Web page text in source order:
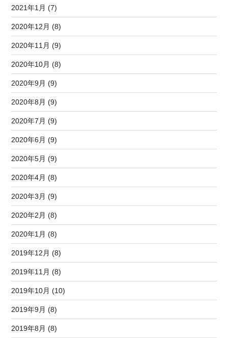
2021年1月 (7)
2020年12月 (8)
2020年11月 (9)
2020年10月 (8)
2020年9月 (9)
2020年8月 (9)
2020年7月 (9)
2020年6月 (9)
2020年5月 (9)
2020年4月 (8)
2020年3月 (9)
2020年2月 (8)
2020年1月 (8)
2019年12月 (8)
2019年11月 (8)
2019年10月 (10)
2019年9月 (8)
2019年8月 (8)